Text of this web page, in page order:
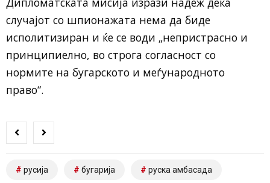
случајот со шпионажата нема да биде
исполитизиран и ќе се води „непристрасно и
принципиелно, во строга согласност со
нормите на бугарското и меѓународното
право“.
русија бугарија руска амбасада